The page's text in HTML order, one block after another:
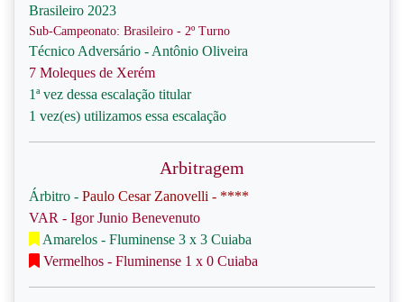
Brasileiro 2023
Sub-Campeonato: Brasileiro - 2º Turno
Técnico Adversário - Antônio Oliveira
7 Moleques de Xerém
1ª vez dessa escalação titular
1 vez(es) utilizamos essa escalação
Arbitragem
Árbitro - Paulo Cesar Zanovelli - ****
VAR - Igor Junio Benevenuto
Amarelos - Fluminense 3 x 3 Cuiaba
Vermelhos - Fluminense 1 x 0 Cuiaba